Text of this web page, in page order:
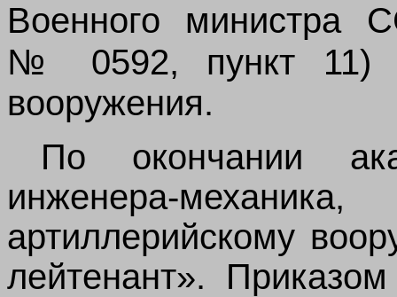
Военного
№ 0592, пункт 11)
вооружения.
По окончании
инженера-
артиллерийскому
лейтенант».